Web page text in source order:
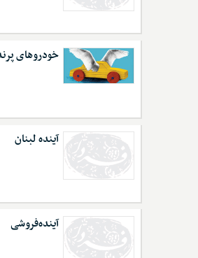
خودروهای
آینده لبنان
آینده‌فروشی